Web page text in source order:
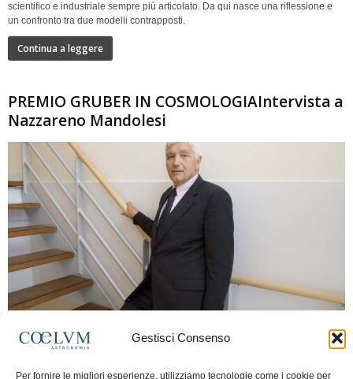
Gestisci Consenso
Per fornire le migliori esperienze, utilizziamo tecnologie come i cookie per
scientifico e industriale sempre più articolato. Da qui nasce una riflessione e
un confronto tra due modelli contrapposti.
Continua a leggere
PREMIO GRUBER IN COSMOLOGIAIntervista a
Nazzareno Mandolesi
Frida Paolella - 16 Giugno 2026 0
spaziale europea e della missione Planck. Il dialogo ripercorre i principali